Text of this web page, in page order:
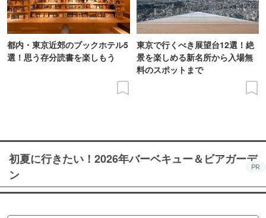
都内・東京近郊のブックホテル5
選！思う存分読書を楽しもう
東京で行くべき展望台12選！絶
景を楽しめる新名所から入場無
料のスポットまで
初夏に行きたい！2026年バーベキュー＆ビアガーデ
ン
PR